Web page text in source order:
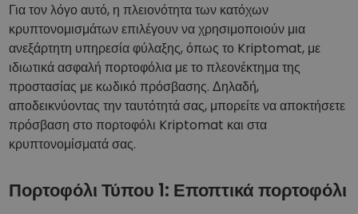
Για τον λόγο αυτό, η πλειονότητα των κατόχων
κρυπτονομισμάτων επιλέγουν να χρησιμοποιούν μια
ανεξάρτητη υπηρεσία φύλαξης, όπως το Kriptomat, με
ιδιωτικά ασφαλή πορτοφόλια με το πλεονέκτημα της
προστασίας με κωδικό πρόσβασης. Δηλαδή,
αποδεικνύοντας την ταυτότητά σας, μπορείτε να αποκτήσετε
πρόσβαση στο πορτοφόλι Kriptomat και στα
κρυπτονομίσματά σας.
Πορτοφόλι Τύπου 1: Εποπτικά πορτοφόλι